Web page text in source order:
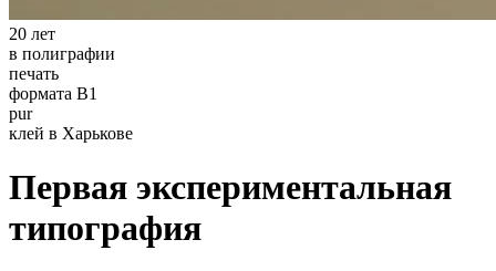
20 лет
в полиграфии
печать
формата В1
pur
клей в Харькове
Первая экспериментальная
типография